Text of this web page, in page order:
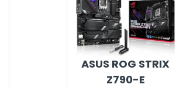
ASUS ROG STRIX
Z790-E